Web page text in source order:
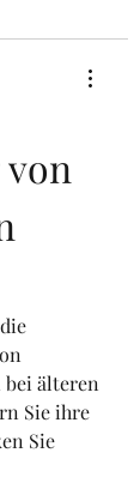
älteren
Sie ihre
Sie